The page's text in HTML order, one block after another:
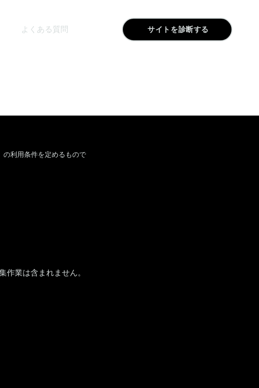
よくある質問 サイトを診断する
利用条件を定めるもので
業は含まれません。